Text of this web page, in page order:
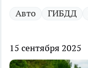
Авто ГИБДД
15 сентября 2025